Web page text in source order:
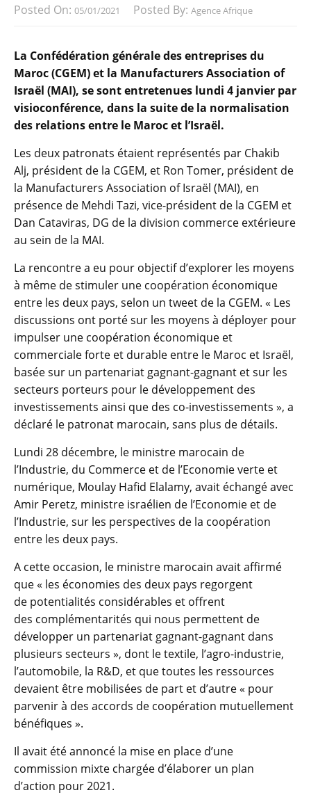
Posted On: 05/01/2021 Posted By: Agence Afrique
La Confédération générale des entreprises du
Maroc (CGEM) et la Manufacturers Association of
Israël (MAI), se sont entretenues lundi 4 janvier par
visioconférence, dans la suite de la normalisation
des relations entre le Maroc et l’Israël.
Les deux patronats étaient représentés par Chakib
Alj, président de la CGEM, et Ron Tomer, président de
la Manufacturers Association of Israël (MAI), en
présence de Mehdi Tazi, vice-président de la CGEM et
Dan Cataviras, DG de la division commerce extérieure
au sein de la MAI.
La rencontre a eu pour objectif d’explorer les moyens
à même de stimuler une coopération économique
entre les deux pays, selon un tweet de la CGEM. « Les
discussions ont porté sur les moyens à déployer pour
impulser une coopération économique et
commerciale forte et durable entre le Maroc et Israël,
basée sur un partenariat gagnant-gagnant et sur les
secteurs porteurs pour le développement des
investissements ainsi que des co-investissements », a
déclaré le patronat marocain, sans plus de détails.
Lundi 28 décembre, le ministre marocain de
l’Industrie, du Commerce et de l’Economie verte et
numérique, Moulay Hafid Elalamy, avait échangé avec
Amir Peretz, ministre israélien de l’Economie et de
l’Industrie, sur les perspectives de la coopération
entre les deux pays.
A cette occasion, le ministre marocain avait affirmé
que « les économies des deux pays regorgent
de potentialités considérables et offrent
des complémentarités qui nous permettent de
développer un partenariat gagnant-gagnant dans
plusieurs secteurs », dont le textile, l’agro-industrie,
l’automobile, la R&D, et que toutes les ressources
devaient être mobilisées de part et d’autre « pour
parvenir à des accords de coopération mutuellement
bénéfiques ».
Il avait été annoncé la mise en place d’une
commission mixte chargée d’élaborer un plan
d’action pour 2021.